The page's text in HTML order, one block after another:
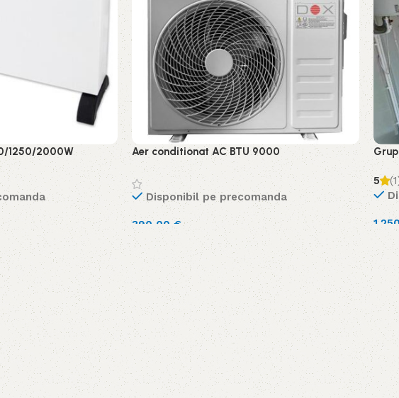
1250/2000W Aer conditionat AC BTU 9000
Disponibil pe precomanda
390,00€
Adaugă în coș
5